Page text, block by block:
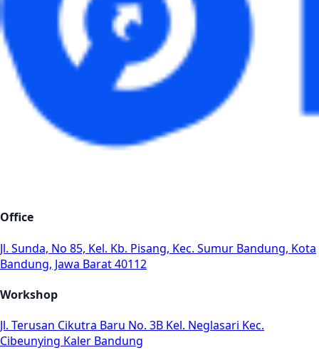
Office
Jl. Sunda, No 85, Kel. Kb. Pisang, Kec. Sumur Bandung, Kota
Bandung, Jawa Barat 40112
Workshop
Jl. Terusan Cikutra Baru No. 3B Kel. Neglasari Kec.
Cibeunying Kaler Bandung